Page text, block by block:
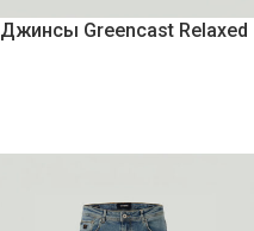
Джинсы Greencast Relaxed